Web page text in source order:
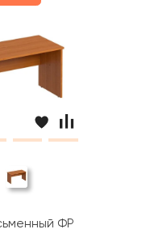
FormulaФР 102